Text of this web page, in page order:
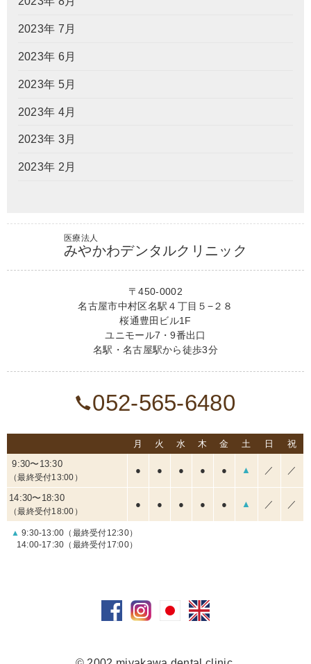
2023年 7月
2023年 6月
2023年 5月
2023年 4月
2023年 3月
2023年 2月
医療法人
みやかわデンタルクリニック
〒450-0002
名古屋市中村区名駅４丁目５−２８
桜通豊田ビル1F
ユニモール7・9番出口
名駅・名古屋駅から徒歩3分
052-565-6480
月 火 水 木 金 土 日
祝
9:30〜13:30
（最終受付13:00）
● ● ● ● ● ▲ ／ ／
14:30〜18:30
（最終受付18:00）
● ● ● ● ● ▲ ／ ／
▲ 9:30-13:00（最終受付12:30）
14:00-17:30（最終受付17:00）